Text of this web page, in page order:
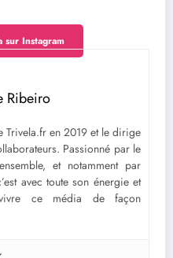
sur Instagram
Ribeiro
Trivela.fr en 2019 et le dirige
Passionné par le
et notamment par
avec toute son énergie et
ce média de façon